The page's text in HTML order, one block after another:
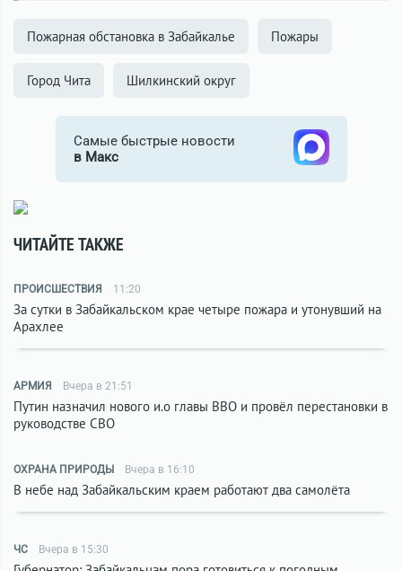
Пожарная обстановка в Забайкалье Пожары
Город Чита Шилкинский округ
Самые быстрые новости
в Макс
ЧИТАЙТЕ ТАКЖЕ
ПРОИСШЕСТВИЯ 11:20
За сутки в Забайкальском крае четыре пожара и утонувший на
Арахлее
АРМИЯ Вчера в 21:51
Путин назначил нового и.о главы ВВО и провёл перестановки в
руководстве СВО
ОХРАНА ПРИРОДЫ Вчера в 16:10
В небе над Забайкальским краем работают два самолёта
ЧС Вчера в 15:30